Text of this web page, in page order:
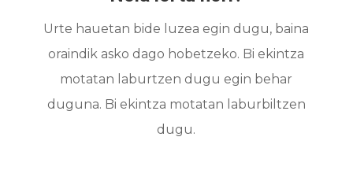
Urte hauetan bide luzea egin dugu, baina
oraindik asko dago hobetzeko. Bi ekintza
motatan laburtzen dugu egin behar
duguna. Bi ekintza motatan laburbiltzen
dugu.